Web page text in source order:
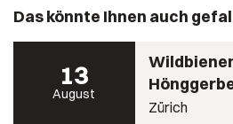
Das könnte Ihnen auch
13
August
Zürich